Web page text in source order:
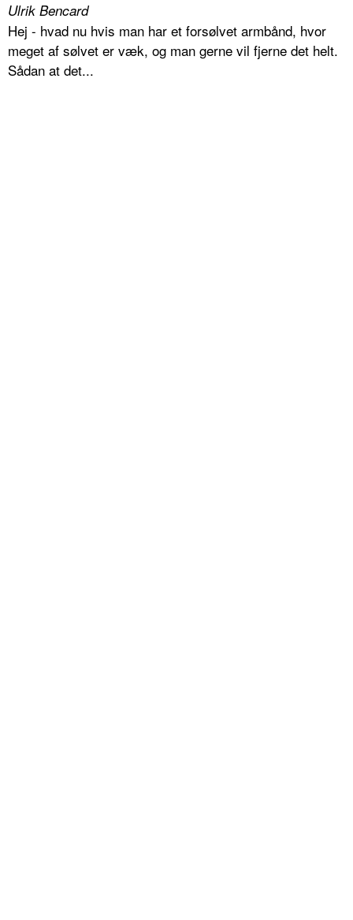
Ulrik Bencard
Hej - hvad nu hvis man har et forsølvet armbånd, hvor
meget af sølvet er væk, og man gerne vil fjerne det helt.
Sådan at det...